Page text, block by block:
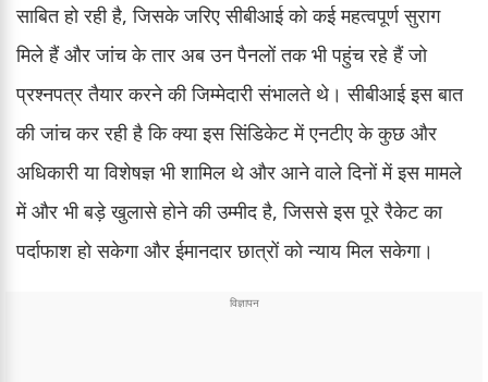
साबित हो रही है, जिसके जरिए सीबीआई को कई महत्वपूर्ण सुराग
मिले हैं और जांच के तार अब उन पैनलों तक भी पहुंच रहे हैं जो
प्रश्नपत्र तैयार करने की जिम्मेदारी संभालते थे। सीबीआई इस बात
की जांच कर रही है कि क्या इस सिंडिकेट में एनटीए के कुछ और
अधिकारी या विशेषज्ञ भी शामिल थे और आने वाले दिनों में इस मामले
में और भी बड़े खुलासे होने की उम्मीद है, जिससे इस पूरे रैकेट का
पर्दाफाश हो सकेगा और ईमानदार छात्रों को न्याय मिल सकेगा।